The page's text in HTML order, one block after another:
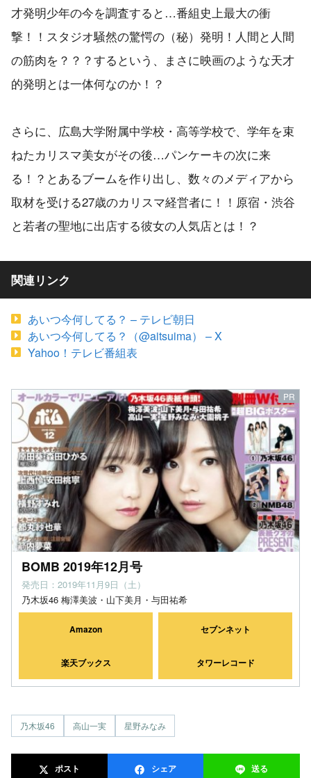
才発明少年の今を調査すると…番組史上最大の衝
撃！！スタジオ騒然の驚愕の（秘）発明！人間と人間
の筋肉を？？？するという、まさに映画のような天才
的発明とは一体何なのか！？
さらに、広島大学附属中学校・高等学校で、学年を束
ねたカリスマ美女がその後…パンケーキの次に来
る！？とあるブームを作り出し、数々のメディアから
取材を受ける27歳のカリスマ経営者に！！原宿・渋谷
と若者の聖地に出店する彼女の人気店とは！？
関連リンク
あいつ今何してる？ – テレビ朝日
あいつ今何してる？（@aitsuima） – X
Yahoo！テレビ番組表
BOMB 2019年12月号
発売日：2019年11月9日（土）
乃木坂46 梅澤美波・山下美月・与田祐希
Amazon セブンネット
楽天ブックス タワーレコード
乃木坂46 高山一実 星野みなみ
ポスト シェア 送る